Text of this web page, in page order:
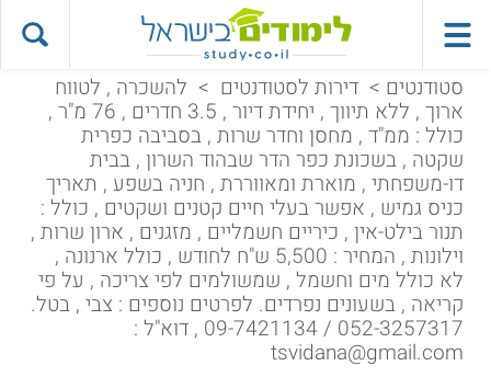
סטודנטים > דירות לסטודנטים > להשכרה , לטווח
ארוך , ללא תיווך , יחידת דיור , 3.5 חדרים , 76 מ"ר ,
כולל : ממ"ד , מחסן וחדר שרות , בסביבה כפרית
שקטה , בשכונת כפר הדר שבהוד השרון , בבית
דו-משפחתי , מוארת ומאווררת , חניה בשפע , תאריך
כניס גמיש , אפשר בעלי חיים קטנים ושקטים , כולל :
תנור בילט-אין , כיריים חשמליים , מזגנים , ארון שרות ,
וילונות , המחיר : 5,500 ש"ח לחודש , כולל ארנונה ,
לא כולל מים וחשמל , שמשולמים לפי צריכה , על פי
קריאה , בשעונים נפרדים. לפרטים נוספים : צבי , בטל.
052-3257317 / 09-7421134 , דוא"ל :
tsvidana@gmail.com